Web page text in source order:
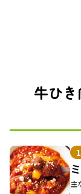
牛ひ
主